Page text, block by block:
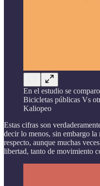
En el estudio se
Bicicletas públicas Vs
Kaliopeo
Estas cifras son
decir lo menos, sin embargo la
respecto, aunque muchas
libertad, tanto de movimiento